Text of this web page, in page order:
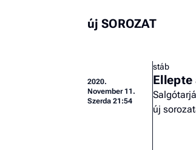
új SOROZAT
2020.
November 11.
Szerda 21:54
stáb
új